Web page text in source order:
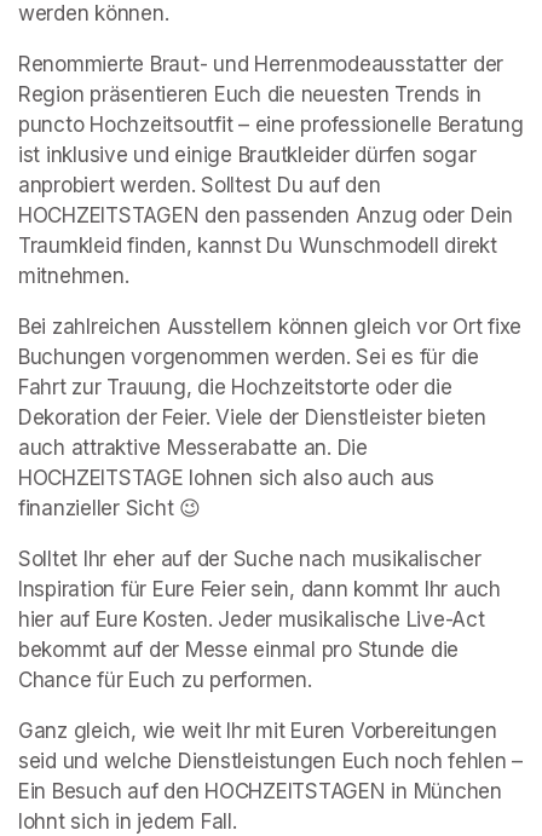
werden können.
Renommierte Braut- und Herrenmodeausstatter der
Region präsentieren Euch die neuesten Trends in
puncto Hochzeitsoutfit – eine professionelle Beratung
ist inklusive und einige Brautkleider dürfen sogar
anprobiert werden. Solltest Du auf den
HOCHZEITSTAGEN den passenden Anzug oder Dein
Traumkleid finden, kannst Du Wunschmodell direkt
mitnehmen.
Bei zahlreichen Ausstellern können gleich vor Ort fixe
Buchungen vorgenommen werden. Sei es für die
Fahrt zur Trauung, die Hochzeitstorte oder die
Dekoration der Feier. Viele der Dienstleister bieten
auch attraktive Messerabatte an. Die
HOCHZEITSTAGE lohnen sich also auch aus
finanzieller Sicht 😉
Solltet Ihr eher auf der Suche nach musikalischer
Inspiration für Eure Feier sein, dann kommt Ihr auch
hier auf Eure Kosten. Jeder musikalische Live-Act
bekommt auf der Messe einmal pro Stunde die
Chance für Euch zu performen.
Ganz gleich, wie weit Ihr mit Euren Vorbereitungen
seid und welche Dienstleistungen Euch noch fehlen –
Ein Besuch auf den HOCHZEITSTAGEN in München
lohnt sich in jedem Fall.